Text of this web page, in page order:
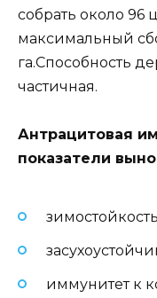
собрать около 96
максимальный
га.Способность
частичная.
Антрацитовая
показатели
иммунитет к